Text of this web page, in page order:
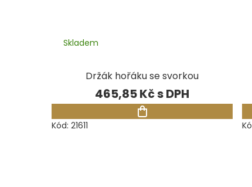
Držák hořáku se svorkou
Skladem
465,85 Kč
Kód: 21611